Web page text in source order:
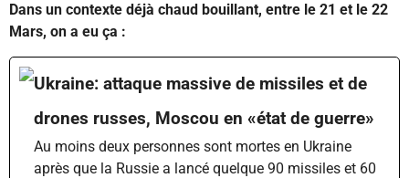
Dans un contexte déjà chaud bouillant, entre le 21 et le 22
Mars, on a eu ça :
Ukraine: attaque massive de missiles et de
drones russes, Moscou en «état de guerre»
Au moins deux personnes sont mortes en Ukraine
après que la Russie a lancé quelque 90 missiles et 60